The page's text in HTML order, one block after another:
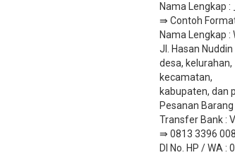
Nama Lengkap :
​⇛ Contoh
Nama Lengkap
Jl. Hasan
desa, kelurahan,
kecamatan,
kabupaten, dan
Pesanan
​Transfer Bank :
⇛ 0813 3396
DI No. HP / WA :